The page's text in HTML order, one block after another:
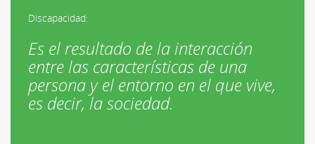
Discapacidad:
Es el resultado de la interacción
entre las características de una
persona y el entorno en el que vive,
es decir, la sociedad.